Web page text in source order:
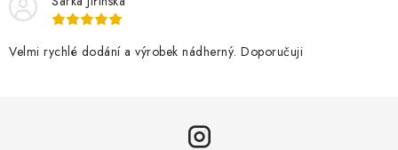
Velmi rychlé dodání a výrobek nádherný. Doporučuji